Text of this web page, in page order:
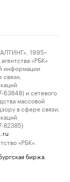
1995–
«РБК»
информации
и сетевого
массовой
в сфере связи,
82385)
«РБК».
биржа